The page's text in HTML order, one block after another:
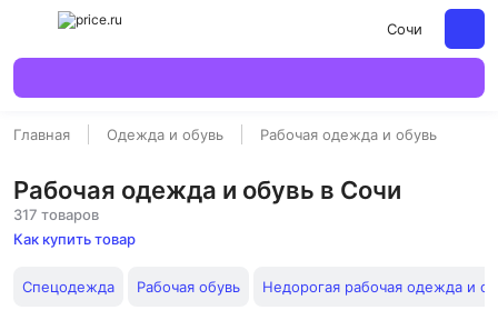
Сочи
Главная Одежда и обувь Рабочая одежда и обувь
Рабочая одежда и обувь в Сочи
317 товаров
Как купить товар
Спецодежда Рабочая обувь Недорогая рабочая одежда и